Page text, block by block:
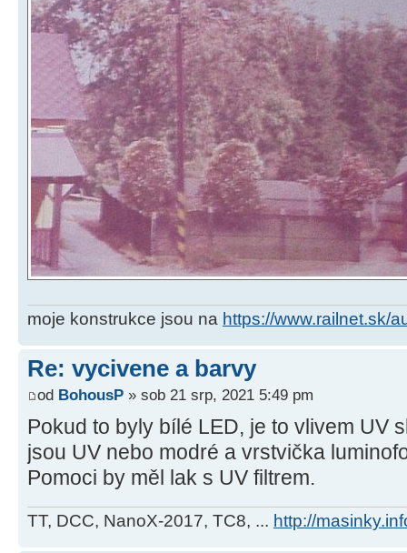
moje konstrukce jsou na https://www.railnet.sk/
Re: vycivene a barvy
od BohousP » sob 21 srp, 2021 5:49 pm
Pokud to byly bílé LED, je to vlivem UV
jsou UV nebo modré a vrstvička
Pomoci by měl lak s UV filtrem.
TT, DCC, NanoX-2017, TC8, ... http://